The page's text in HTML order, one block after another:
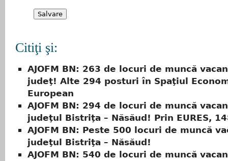
Citiţi şi:
AJOFM BN: 263 de locuri de muncă
judeţ! Alte 294 posturi în Spaţiul
European
AJOFM BN: 294 de locuri de muncă
judeţul Bistriţa – Năsăud! Prin EURES,
AJOFM BN: Peste 500 locuri de muncă
judeţul Bistriţa – Năsăud!
AJOFM BN: 540 de locuri de muncă